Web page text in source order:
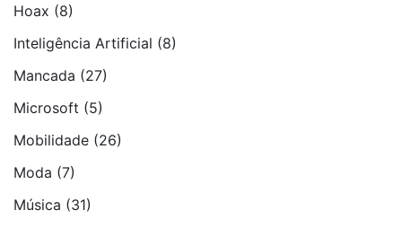
Hoax (8)
Inteligência Artificial (8)
Mancada (27)
Microsoft (5)
Mobilidade (26)
Moda (7)
Música (31)